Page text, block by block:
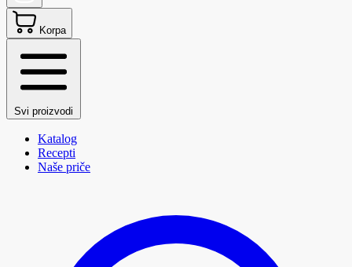
Korpa
Svi proizvodi
Katalog
Recepti
Naše priče